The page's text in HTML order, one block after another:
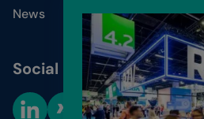
News
Social Media